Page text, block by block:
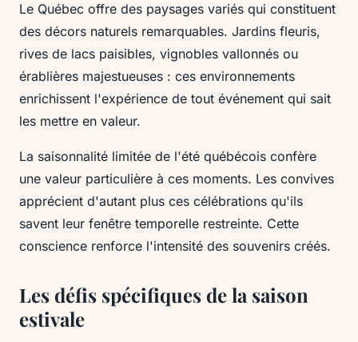
Le Québec offre des paysages variés qui constituent
des décors naturels remarquables. Jardins fleuris,
rives de lacs paisibles, vignobles vallonnés ou
érablières majestueuses : ces environnements
enrichissent l'expérience de tout événement qui sait
les mettre en valeur.
La saisonnalité limitée de l'été québécois confère
une valeur particulière à ces moments. Les convives
apprécient d'autant plus ces célébrations qu'ils
savent leur fenêtre temporelle restreinte. Cette
conscience renforce l'intensité des souvenirs créés.
Les défis spécifiques de la saison
estivale